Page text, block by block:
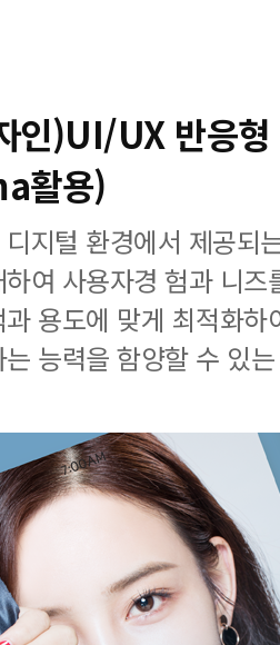
인)UI/UX 반응
활용)
지털 환경에서 제공되
여 사용자경 험과 니
용도에 맞게 최적화
능력을 함양할 수 있